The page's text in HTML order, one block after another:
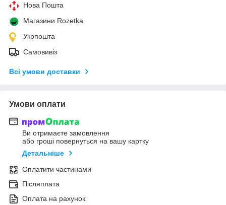
Нова Пошта
Магазини Rozetka
Укрпошта
Самовивіз
Всі умови доставки
Умови оплати
Ви отримаєте замовлення
або гроші повернуться на вашу картку
Детальніше
Оплатити частинами
Післяплата
Оплата на рахунок